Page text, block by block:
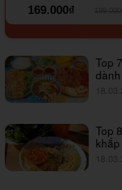
169.000₫
Top
Top